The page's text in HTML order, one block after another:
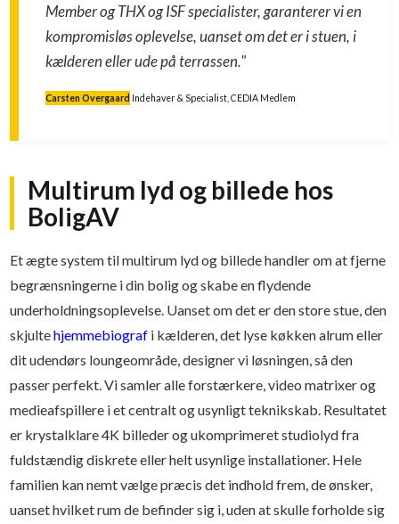
Member og THX og ISF specialister, garanterer vi en
kompromisløs oplevelse, uanset om det er i stuen, i
kælderen eller ude på terrassen."
Carsten Overgaard Indehaver & Specialist, CEDIA Medlem
Multirum lyd og billede hos
BoligAV
Et ægte system til multirum lyd og billede handler om at fjerne
begrænsningerne i din bolig og skabe en flydende
underholdningsoplevelse. Uanset om det er den store stue, den
skjultehjemmebiograf i kælderen, det lyse køkken alrum eller
dit udendørs loungeområde, designer vi løsningen, så den
passer perfekt. Vi samler alle forstærkere, video matrixer og
medieafspillere i et centralt og usynligt teknikskab. Resultatet
er krystalklare 4K billeder og ukomprimeret studiolyd fra
fuldstændig diskrete eller helt usynlige installationer. Hele
familien kan nemt vælge præcis det indhold frem, de ønsker,
uanset hvilket rum de befinder sig i, uden at skulle forholde sig